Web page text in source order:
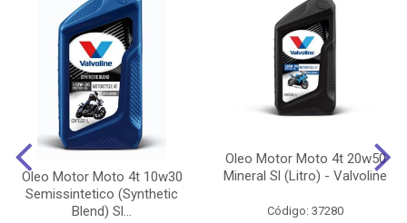
Oleo Motor Moto 4t 10w30
Semissintetico (Synthetic
Blend) Sl...
Oleo Motor Moto 4t 20w50
Mineral Sl (Litro) - Valvoline
Código: 37280